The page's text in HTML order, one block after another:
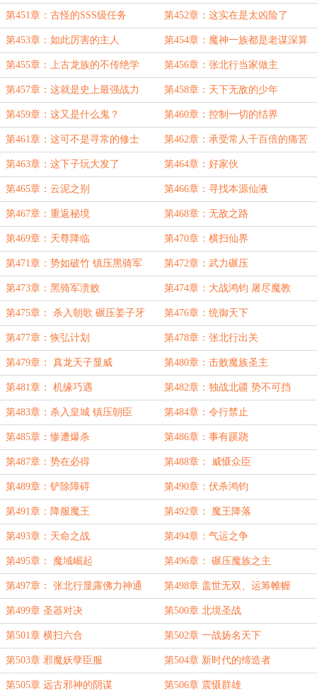
第451章：古怪的SSS级任务 第452章：这实在是太凶险了
第453章：如此厉害的主人 第454章：魔神一族都是老谋深算
的家伙
第455章：上古龙族的不传绝学 第456章：张北行当家做主
第457章：这就是史上最强战力
吗？
第458章：天下无敌的少年
第459章：这又是什么鬼？ 第460章：控制一切的结界
第461章：这可不是寻常的修士 第462章：承受常人千百倍的痛苦
第463章：这下子玩大发了 第464章：好家伙
第465章：云泥之别 第466章：寻找本源仙液
第467章：重返秘境 第468章：无敌之路
第469章：天尊降临 第470章：横扫仙界
第471章：势如破竹 镇压黑骑军 第472章：武力碾压
第473章：黑骑军溃败 第474章：大战鸿钧 屠尽魔教
第475章： 杀入朝歌 碾压姜子牙 第476章：统御天下
第477章：恢弘计划 第478章：张北行出关
第479章： 真龙天子显威 第480章：击败魔族圣主
第481章： 机缘巧遇 第482章：独战北疆 势不可挡
第483章：杀入皇城 镇压朝臣 第484章：令行禁止
第485章：惨遭爆杀 第486章：事有蹊跷
第487章：势在必得 第488章： 威慑众臣
第489章：铲除障碍 第490章：伏杀鸿钧
第491章：降服魔王 第492章： 魔王降落
第493章：天命之战 第494章：气运之争
第495章： 魔域崛起 第496章： 碾压魔族之主
第497章： 张北行显露佛力神通 第498章 盖世无双、运筹帷幄
第499章 圣器对决 第500章 北境圣战
第501章 横扫六合 第502章 一战扬名天下
第503章 邪魔妖孽臣服 第504章 新时代的缔造者
第505章 远古邪神的阴谋 第506章 震慑群雄